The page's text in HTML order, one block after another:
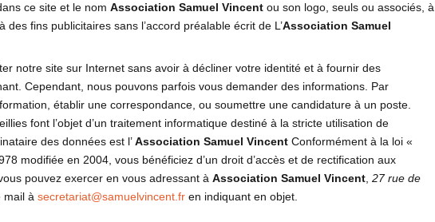
ce site et le nom Association Samuel Vincentou son logo, seuls ou associés, à
fins publicitaires sans l’accord préalable écrit de L’Association Samuel
notre site sur Internet sans avoir à décliner votre identité et à fournir des
Cependant, nous pouvons parfois vous demander des informations. Par
établir une correspondance, ou soumettre une candidature à un poste.
font l’objet d’un traitement informatique destiné à la stricte utilisation de
des données est l’Association Samuel VincentConformément à la loi «
modifiée en 2004, vous bénéficiez d’un droit d’accès et de rectification aux
pouvez exercer en vous adressant à Association Samuel Vincent, 27 rue de
mail à secretariat@samuelvincent.fren indiquant en objet.